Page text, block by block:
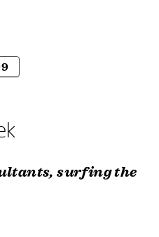
surfing the